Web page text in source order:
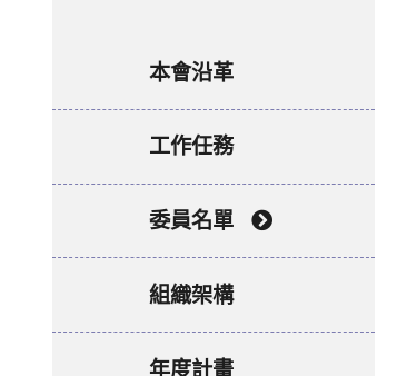
本會沿革
工作任務
委員名單
組織架構
年度計畫